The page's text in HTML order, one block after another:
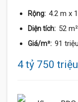
Rộng: 4.2 m x
Diện tích: 52 m²
Giá/m²: 91
4 tỷ 750 triệu